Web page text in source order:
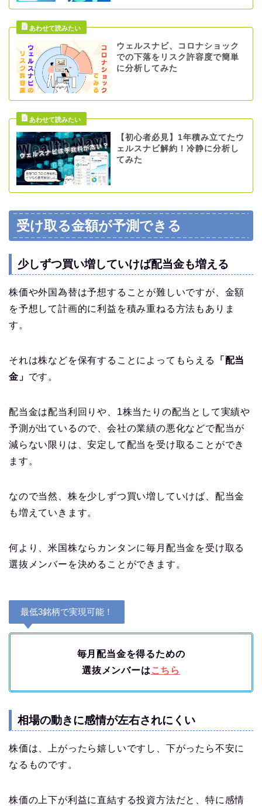
ウェルスナビ、コロナショック
での下落をリスク許容度で簡単
に分析してみた
【初心者必見】1年積み立てたウ
ェルスナビ解約！冷静に分析し
てみた
受け取る金額が予測できる
少しずつ買い増していけば配当金も増える
株価や外国為替は予想することが難しいですが、金額
を予想して計画的に利益を積み重ねる方法もありま
す。
それは株などを保有することによってもらえる
「配当
金」 です。
配当金は配当利回りや、1株当たりの配当として実績や
予測が出ているので、会社の業績の悪化などで配当が
減らない限りは、安定して配当を受け取ることができ
ます。
なので当然、株を少しずつ買い増していけば、配当金
も増えていきます。
何より、米国株ならカンタンに毎月配当金を受け取る
選抜メンバーを決めることができます。
最低3銘柄で実現可能！
毎月配当金を得るための
選抜メンバーは こちら
相場の動きに感情が左右されにくい
株価は、上がったら嬉しいですし、下がったら不安に
なるものです。
株価の上下が利益に直結する投資方法だと、特に感情